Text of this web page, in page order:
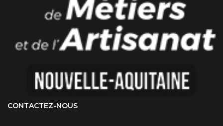
CONTACTEZ-NOUS